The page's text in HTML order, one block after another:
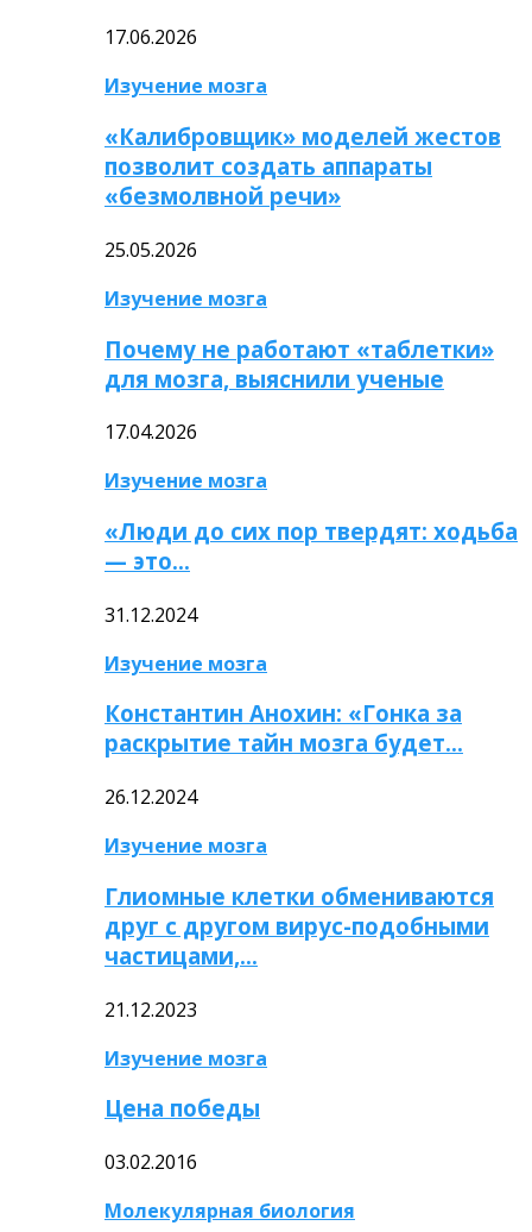
17.06.2026
Изучение мозга
«Калибровщик» моделей жестов
позволит создать аппараты
«безмолвной речи»
25.05.2026
Изучение мозга
Почему не работают «таблетки»
для мозга, выяснили ученые
17.04.2026
Изучение мозга
«Люди до сих пор твердят: ходьба
— это…
31.12.2024
Изучение мозга
Константин Анохин: «Гонка за
раскрытие тайн мозга будет…
26.12.2024
Изучение мозга
Глиомные клетки обмениваются
друг с другом вирус-подобными
частицами,…
21.12.2023
Изучение мозга
Цена победы
03.02.2016
Молекулярная биология